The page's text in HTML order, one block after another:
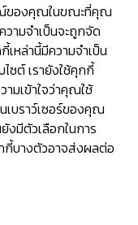
ณ์ของคุณในขณะที่คุณ
ามจำเป็นจะถูกจัด
เหล่านี้มีความจำเป็น
ซต์ เรายังใช้คุกกี้
ามเข้าใจว่าคุณใช้
เบราว์เซอร์ของคุณ
มีตัวเลือกในการ
กี้บางตัวอาจส่งผลต่อ